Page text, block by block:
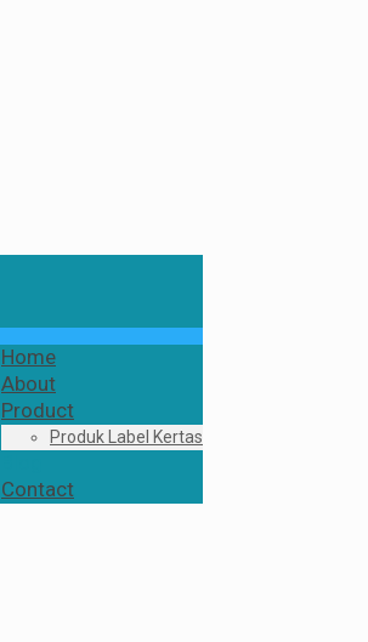
Home
About
Product
Produk Label Kertas
Contact